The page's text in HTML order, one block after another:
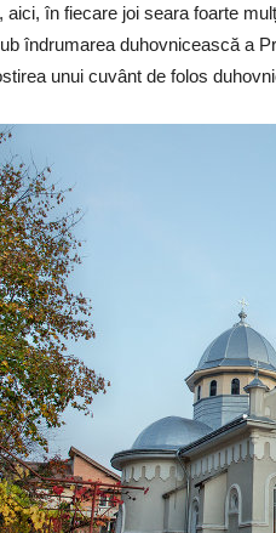
aici, în fiecare joi seara foarte
îndrumarea duhovnicească a
unui cuvânt de folos